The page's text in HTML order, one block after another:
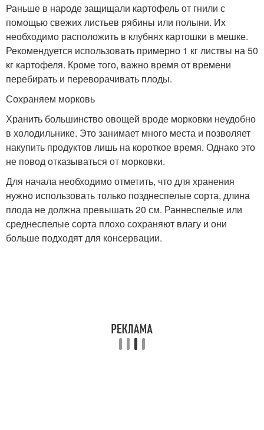
Раньше в народе защищали картофель от гнили с
помощью свежих листьев рябины или полыни. Их
необходимо расположить в клубнях картошки в мешке.
Рекомендуется использовать примерно 1 кг листвы на 50
кг картофеля. Кроме того, важно время от времени
перебирать и переворачивать плоды.
Сохраняем морковь
Хранить большинство овощей вроде морковки неудобно
в холодильнике. Это занимает много места и позволяет
накупить продуктов лишь на короткое время. Однако это
не повод отказываться от морковки.
Для начала необходимо отметить, что для хранения
нужно использовать только позднеспелые сорта, длина
плода не должна превышать 20 см. Раннеспелые или
среднеспелые сорта плохо сохраняют влагу и они
больше подходят для консервации.